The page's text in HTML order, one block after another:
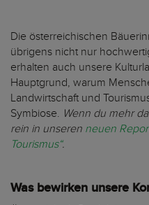
Die österreichischen
übrigens nicht nur
erhalten auch unsere
Hauptgrund, warum
Landwirtschaft und
Symbiose. Wenn du mehr
rein in unseren neuen
Tourismus“.
Was bewirken unsere